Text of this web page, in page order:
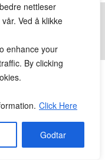
nettleser
Ved å klikke
enhance your
By clicking
Click Here
Godtar
Reserved.